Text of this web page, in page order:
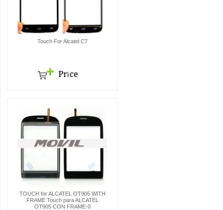
Touch For Alcatel C7
TOUCH for ALCATEL OT905 WITH
FRAME Touch para ALCATEL
OT905 CON FRAME-0